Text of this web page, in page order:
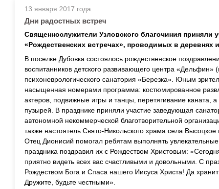
13 января 2017 года.
Дни радостных встреч
Священнослужители Узловского благочиния приняли
«Рождественских встречах», проводимых в деревнях
В поселке Дубовка состоялось рождественское
воспитанников детского развивающего центра «Дельфин»
психоневрологического санатория «Березка». Юным
насыщенная номерами программа: костюмированное
актеров, подвижные игры и танцы, перетягивание каната,
пузырей. В празднике приняли участие заведующая
автономной некоммерческой благотворительной
также настоятель Свято-Никольского храма села
Отец Дионисий помогал ребятам выполнять
праздника поздравил их с Рождеством Христовым:
приятно видеть всех вас счастливыми и довольными. С
Рождеством Бога и Спаса нашего Иисуса Христа! Да хранит
Дружите, будьте честными».